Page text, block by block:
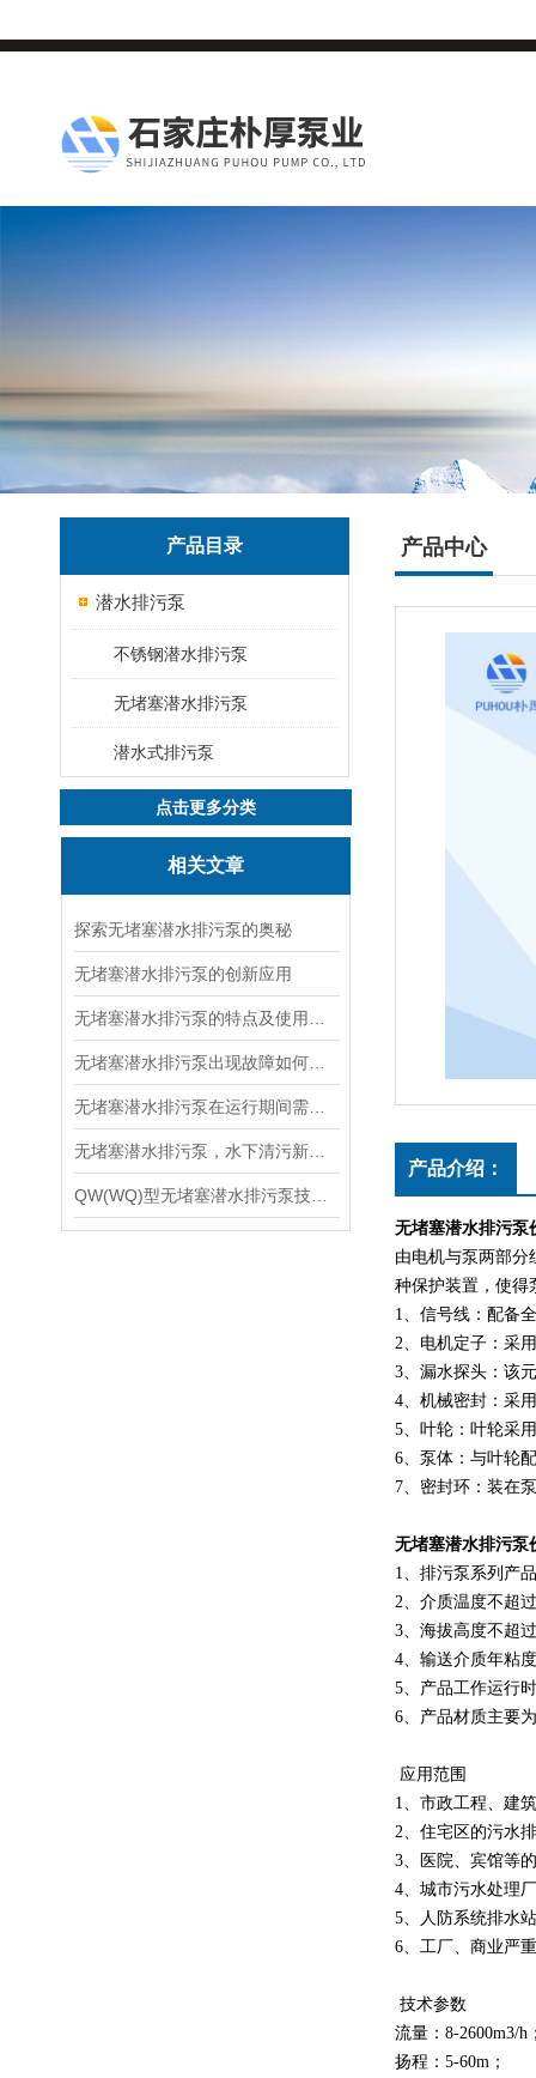
产品目录
潜水排污泵
不锈钢潜水排污泵
无堵塞潜水排污泵
潜水式排污泵
点击更多分类
相关文章
探索无堵塞潜水排污泵的奥秘
无堵塞潜水排污泵的创新应用
产品中心
产品介绍：
无堵塞潜水排污泵
由电机与泵两部分
种保护装置，使得
1、信号线：配备
2、电机定子：采
3、漏水探头：该
4、机械密封：采
5、叶轮：叶轮采
6、泵体：与叶轮
7、密封环：装在
无堵塞潜水排污泵
1、排污泵系列产
2、介质温度不超
3、海拔高度不超
4、输送介质年粘
5、产品工作运行
6、产品材质主要
应用范围
1、市政工程、建
2、住宅区的污水
3、医院、宾馆等
4、城市污水处理
5、人防系统排水
6、工厂、商业严
技术参数
流量：8-2600m3/h
扬程：5-60m；